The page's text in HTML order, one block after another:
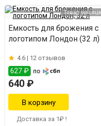
Товар месяца
Емкость для брожения с
логотипом Лондон (32 л)
4.6 | 12 отзывов
627 ₽ по
640 ₽
Доставка за 1₽ !